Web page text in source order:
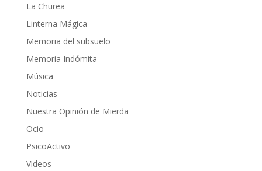
La Churea
Linterna Mágica
Memoria del subsuelo
Memoria Indómita
Música
Noticias
Nuestra Opinión de Mierda
Ocio
PsicoActivo
Videos